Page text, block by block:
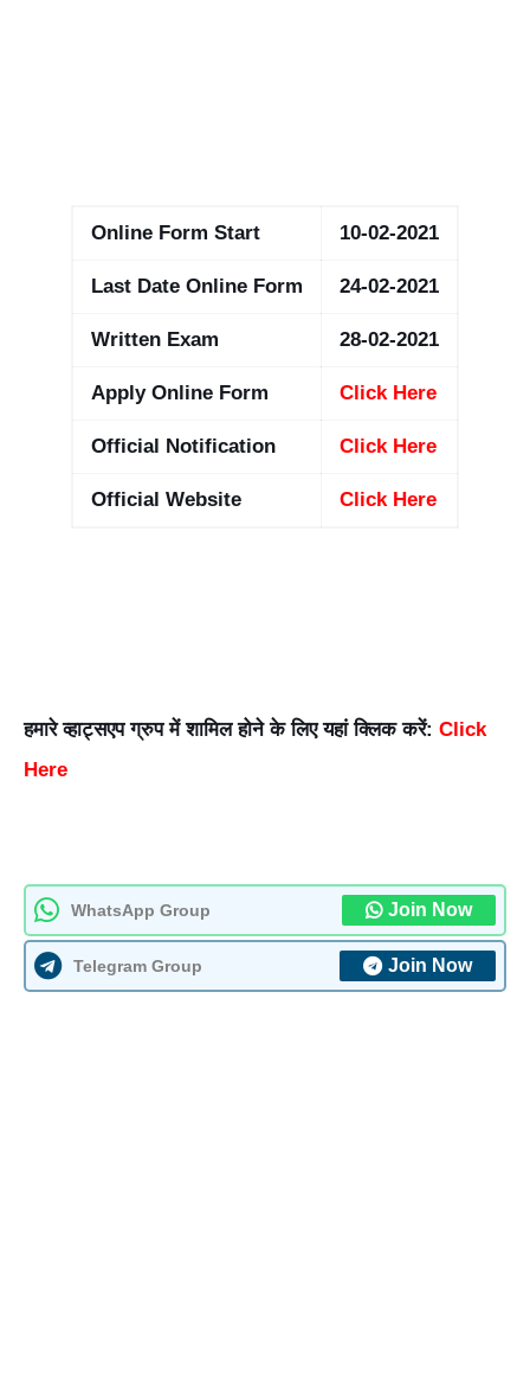
Online Form Start 10-02-2021
Last Date Online Form 24-02-2021
Written Exam 28-02-2021
Apply Online Form Click Here
Official Notification Click Here
Official Website Click Here
हमारे व्हाट्सएप ग्रुप में शामिल होने के लिए यहां क्लिक करें: Click
Here
WhatsApp Group Join Now
Telegram Group Join Now